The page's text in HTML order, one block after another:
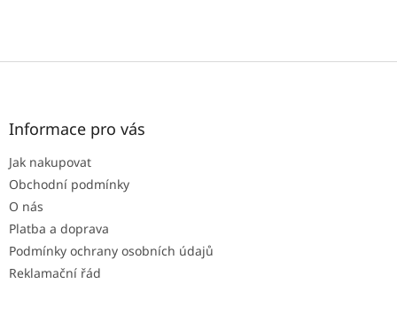
Z
Informace pro vás
Jak nakupovat
Obchodní podmínky
O nás
Platba a doprava
Podmínky ochrany osobních údajů
Reklamační řád